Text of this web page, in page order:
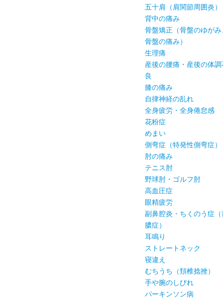
五十肩（肩関節周囲炎）
背中の痛み
骨盤矯正（骨盤のゆがみ
骨盤の痛み）
生理痛
産後の腰痛・産後の体調
良
膝の痛み
自律神経の乱れ
全身疲労・全身倦怠感
花粉症
めまい
側弯症（特発性側弯症）
肘の痛み
テニス肘
野球肘・ゴルフ肘
高血圧症
眼精疲労
副鼻腔炎・ちくのう症（
膿症）
耳鳴り
ストレートネック
寝違え
むちうち（頚椎捻挫）
手や腕のしびれ
パーキンソン病